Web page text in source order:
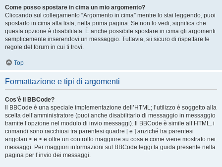
Come posso spostare in cima un mio argomento?
Cliccando sul collegamento “Argomento in cima” mentre lo stai leggendo, puoi
spostarlo in cima alla lista, nella prima pagina. Se non lo vedi, significa che
questa opzione è disabilitata. È anche possibile spostare in cima gli argomenti
semplicemente inserendovi un messaggio. Tuttavia, sii sicuro di rispettare le
regole del forum in cui ti trovi.
Top
Formattazione e tipi di argomenti
Cos’è il BBCode?
Il BBCode è una speciale implementazione dell’HTML; l’utilizzo è soggetto alla
scelta dell’amministratore (puoi anche disabilitarlo di messaggio in messaggio
tramite l’opzione nel modulo di invio messaggi). Il BBCode è simile all’HTML, i
comandi sono racchiusi tra parentesi quadre [ e ] anziché tra parentesi
angolari < e > e offre un controllo maggiore su cosa e come viene mostrato nei
messaggi. Per maggiori informazioni sul BBCode leggi la guida presente nella
pagina per l’invio dei messaggi.